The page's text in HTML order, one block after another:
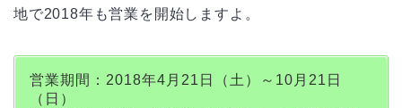
地で2018年も営業を開始しますよ。
営業期間：2018年4月21日（土）～10月21日
（日）